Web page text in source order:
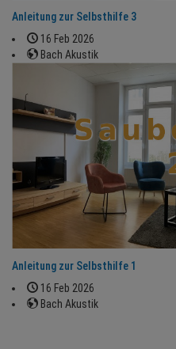
Anleitung zur Selbsthilfe 3
16 Feb 2026
Bach Akustik
Anleitung zur Selbsthilfe 1
16 Feb 2026
Bach Akustik